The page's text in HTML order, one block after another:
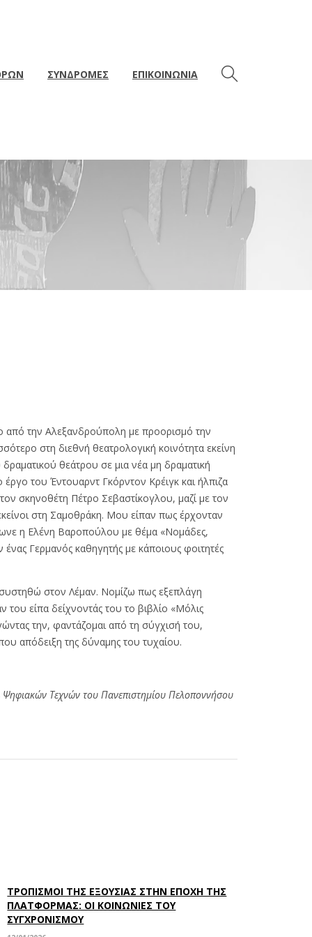
ΣΥΝΔΡΟΜΕΣ ΕΠΙΚΟΙΝΩΝΙΑ
ΘΕΑΤΡΟΥ
από την Αλεξανδρούπολη με προορισμό την
στη διεθνή θεατρολογική κοινότητα εκείνη
θεάτρου σε μια νέα μη δραματική
του Έντουαρντ Γκόρντον Κρέιγκ και ήλπιζα
σκηνοθέτη Πέτρο Σεβαστίκογλου, μαζί με τον
στη Σαμοθράκη. Μου είπαν πως έρχονταν
η Ελένη Βαροπούλου με θέμα «Νομάδες,
Γερμανός καθηγητής με κάποιους φοιτητές
στον Λέμαν. Νομίζω πως εξεπλάγη
είπα δείχνοντάς του το βιβλίο «Μόλις
την, φαντάζομαι από τη σύγχισή του,
απόδειξη της δύναμης του τυχαίου.
Ψηφιακών Τεχνών του Πανεπιστημίου Πελοποννήσου
ΤΡΟΠΙΣΜΟΙ ΤΗΣ ΕΞΟΥΣΙΑΣ ΣΤΗΝ ΕΠΟΧΗ ΤΗΣ
ΠΛΑΤΦΟΡΜΑΣ: ΟΙ ΚΟΙΝΩΝΙΕΣ ΤΟΥ
ΣΥΓΧΡΟΝΙΣΜΟΥ